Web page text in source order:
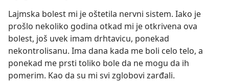
Lajmska bolest mi je oštetila nervni sistem. Iako je
prošlo nekoliko godina otkad mi je otkrivena ova
bolest, još uvek imam drhtavicu, ponekad
nekontrolisanu. Ima dana kada me boli celo telo, a
ponekad me prsti toliko bole da ne mogu da ih
pomerim. Kao da su mi svi zglobovi zarđali.